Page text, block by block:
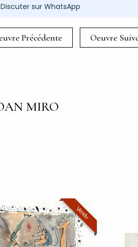
Discuter sur WhatsApp
Précédente Oeuvre
MIRO
Vendu